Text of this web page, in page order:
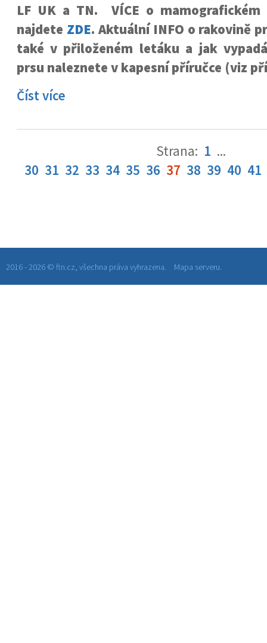
LF UK a TN. VÍCE o
najdete ZDE. Aktuální INFO o rakovině
také v přiloženém letáku a jak
prsu naleznete v kapesní příručce (viz
Číst více
Strana: 1 ...
30 31 32 33 34 35 36 37 38 39 40 41
2016 - 2026 © ftn.cz, všechna práva vyhrazena. Mapa serveru.